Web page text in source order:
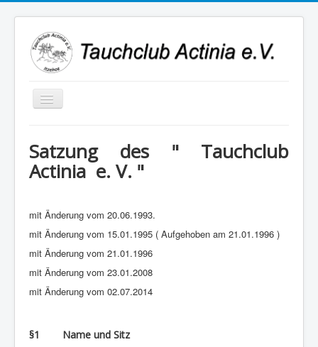
Navigation
an/aus
Satzung des " Tauchclub
Actinia e. V. "
mit Änderung vom 20.06.1993.
mit Änderung vom 15.01.1995 ( Aufgehoben am 21.01.1996 )
mit Änderung vom 21.01.1996
mit Änderung vom 23.01.2008
mit Änderung vom 02.07.2014
§1 Name und Sitz